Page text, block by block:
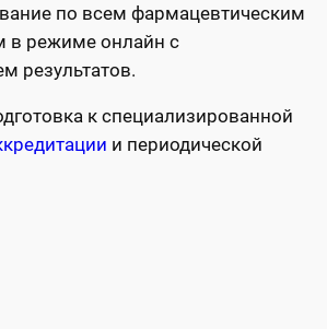
по всем фармацевтическим
в режиме онлайн с
результатов.
к специализированной
и периодической